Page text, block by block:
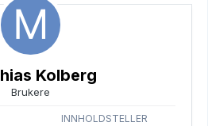
Kolberg
Brukere
INNHOLDSTELLER